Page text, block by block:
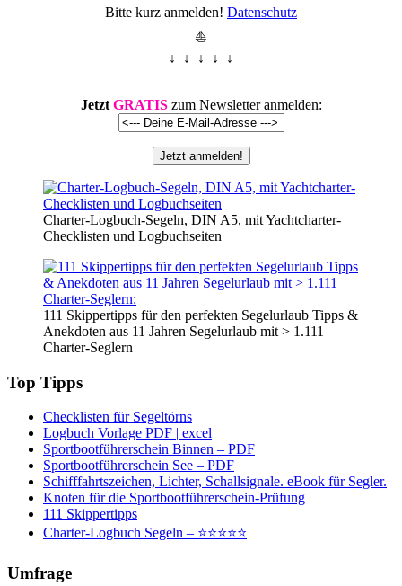
Bitte kurz anmelden! Datenschutz
⛵
↓ ↓ ↓ ↓ ↓
Jetzt GRATISzum Newsletter anmelden:
Charter-Logbuch-Segeln, DIN A5, mit Yachtcharter-
Checklisten und Logbuchseiten
111 Skippertipps für den perfekten Segelurlaub Tipps &
Anekdoten aus 11 Jahren Segelurlaub mit > 1.111
Charter-Seglern
Top Tipps
Checklisten für Segeltörns
Logbuch Vorlage PDF | excel
Sportbootführerschein Binnen – PDF
Sportbootführerschein See – PDF
Schifffahrtszeichen, Lichter, Schallsignale. eBook für Segler.
Knoten für die Sportbootführerschein-Prüfung
111 Skippertipps
Charter-Logbuch Segeln – ⭐⭐⭐⭐⭐
Umfrage